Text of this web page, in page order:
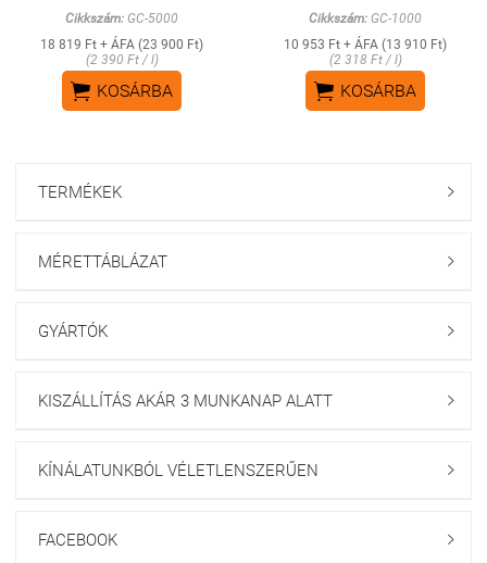
Cikkszám: GC-5000
18 819 Ft + ÁFA (23 900 Ft)
(2 390 Ft / l)
 KOSÁRBA
Cikkszám: GC-1000
10 953 Ft + ÁFA (13 910 Ft)
(2 318 Ft / l)
 KOSÁRBA
TERMÉKEK 
MÉRETTÁBLÁZAT 
GYÁRTÓK 
KISZÁLLÍTÁS AKÁR 3 MUNKANAP ALATT 
KÍNÁLATUNKBÓL VÉLETLENSZERŰEN 
FACEBOOK 